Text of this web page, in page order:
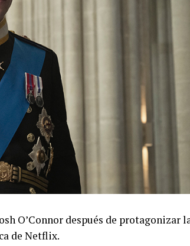
O’Connor después de protagonizar
de Netflix.